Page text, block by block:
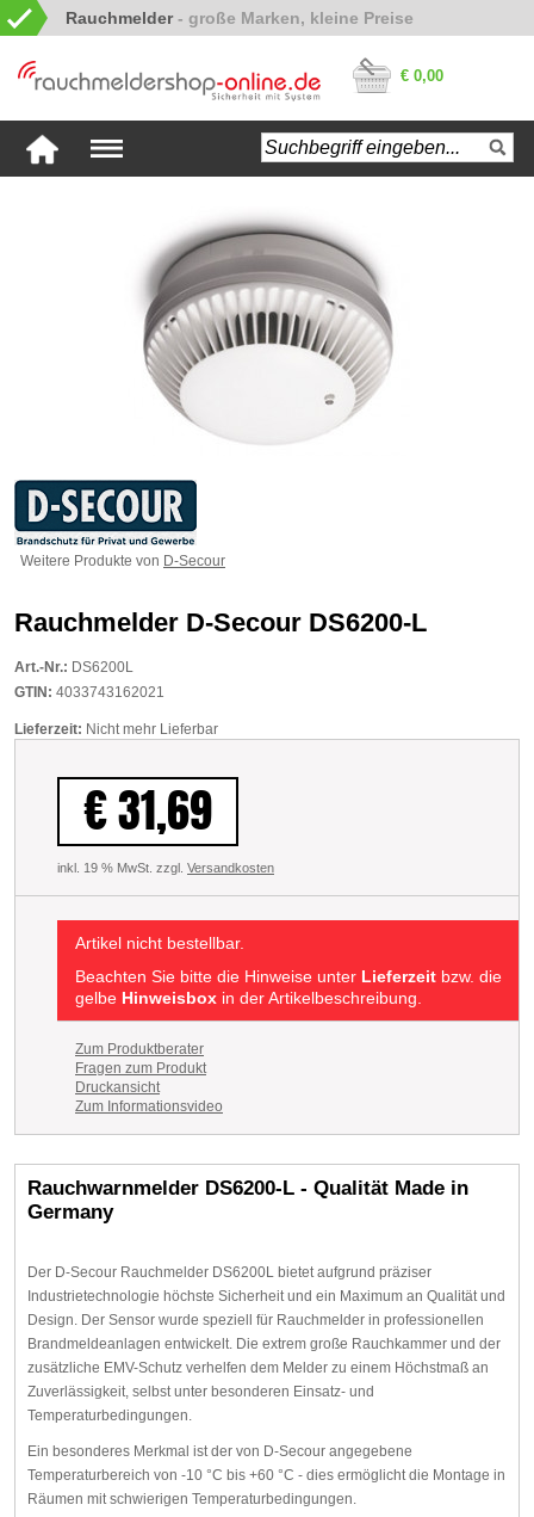
Rauchmelder
€ 0,00
Weitere Produkte von D-Secour
Rauchmelder D-Secour DS6200-L
Art.-Nr.: DS6200L
GTIN: 4033743162021
Lieferzeit: Nicht mehr Lieferbar
€ 31,69
inkl. 19 % MwSt. zzgl. Versandkosten
Artikel nicht bestellbar.
Beachten Sie bitte die Hinweise unter Lieferzeit bzw. die
gelbe Hinweisbox in der Artikelbeschreibung.
Zum Produktberater
Fragen zum Produkt
Druckansicht
Zum Informationsvideo
Rauchwarnmelder DS6200-L - Qualität Made in
Germany
Der D-Secour Rauchmelder DS6200L bietet aufgrund präziser
Industrietechnologie höchste Sicherheit und ein Maximum an Qualität und
Design. Der Sensor wurde speziell für Rauchmelder in professionellen
Brandmeldeanlagen entwickelt. Die extrem große Rauchkammer und der
zusätzliche EMV-Schutz verhelfen dem Melder zu einem Höchstmaß an
Zuverlässigkeit, selbst unter besonderen Einsatz- und
Temperaturbedingungen.
Ein besonderes Merkmal ist der von D-Secour angegebene
Temperaturbereich von -10 °C bis +60 °C - dies ermöglicht die Montage in
Räumen mit schwierigen Temperaturbedingungen.